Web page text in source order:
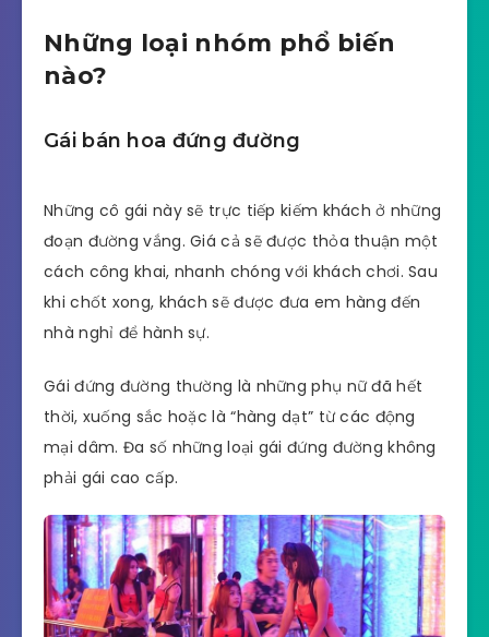
Những loại nhóm phổ biến
nào?
Gái bán hoa đứng đường
Những cô gái này sẽ trực tiếp kiếm khách ở những
đoạn đường vắng. Giá cả sẽ được thỏa thuận một
cách công khai, nhanh chóng với khách chơi. Sau
khi chốt xong, khách sẽ được đưa em hàng đến
nhà nghỉ để hành sự.
Gái đứng đường thường là những phụ nữ đã hết
thời, xuống sắc hoặc là “hàng dạt” từ các động
mại dâm. Đa số những loại gái đứng đường không
phải gái cao cấp.